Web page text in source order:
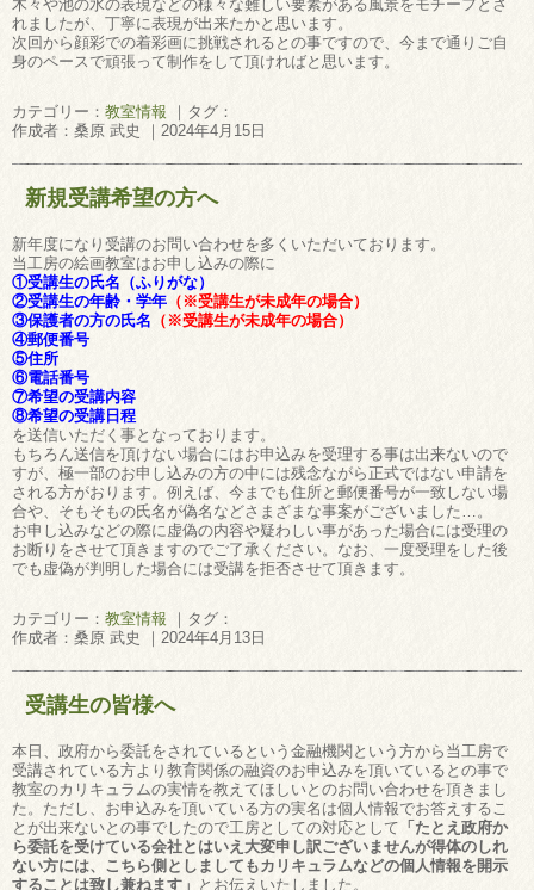
木々や池の水の表現などの様々な難しい要素がある風景をモチーフとさ
れましたが、丁寧に表現が出来たかと思います。
次回から顔彩での着彩画に挑戦されるとの事ですので、今まで通りご自
身のペースで頑張って制作をして頂ければと思います。
カテゴリー： 教室情報 ｜タグ：
作成者：桑原 武史 ｜2024年4月15日
新規受講希望の方へ
新年度になり受講のお問い合わせを多くいただいております。
当工房の絵画教室はお申し込みの際に
①受講生の氏名（ふりがな）
②受講生の年齢・学年 （※受講生が未成年の場合）
③保護者の方の氏名 （※受講生が未成年の場合）
④郵便番号
⑤住所
⑥電話番号
⑦希望の受講内容
⑧希望の受講日程
を送信いただく事となっております。
もちろん送信を頂けない場合にはお申込みを受理する事は出来ないので
すが、極一部のお申し込みの方の中には残念ながら正式ではない申請を
される方がおります。例えば、今までも住所と郵便番号が一致しない場
合や、そもそもの氏名が偽名などさまざまな事案がございました…。
お申し込みなどの際に虚偽の内容や疑わしい事があった場合には受理の
お断りをさせて頂きますのでご了承ください。なお、一度受理をした後
でも虚偽が判明した場合には受講を拒否させて頂きます。
カテゴリー： 教室情報 ｜タグ：
作成者：桑原 武史 ｜2024年4月13日
受講生の皆様へ
本日、政府から委託をされているという金融機関という方から当工房で
受講されている方より教育関係の融資のお申込みを頂いているとの事で
教室のカリキュラムの実情を教えてほしいとのお問い合わせを頂きまし
た。ただし、お申込みを頂いている方の実名は個人情報でお答えするこ
とが出来ないとの事でしたので工房としての対応として 「たとえ政府か
ら委託を受けている会社とはいえ大変申し訳ございませんが得体のしれ
ない方には、こちら側としましてもカリキュラムなどの個人情報を開示
することは致し兼ねます」 とお伝えいたしました。